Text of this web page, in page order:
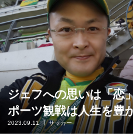
ジェフへの思いは「恋
ポーツ観戦は人生を豊
2023.09.11 サッカー